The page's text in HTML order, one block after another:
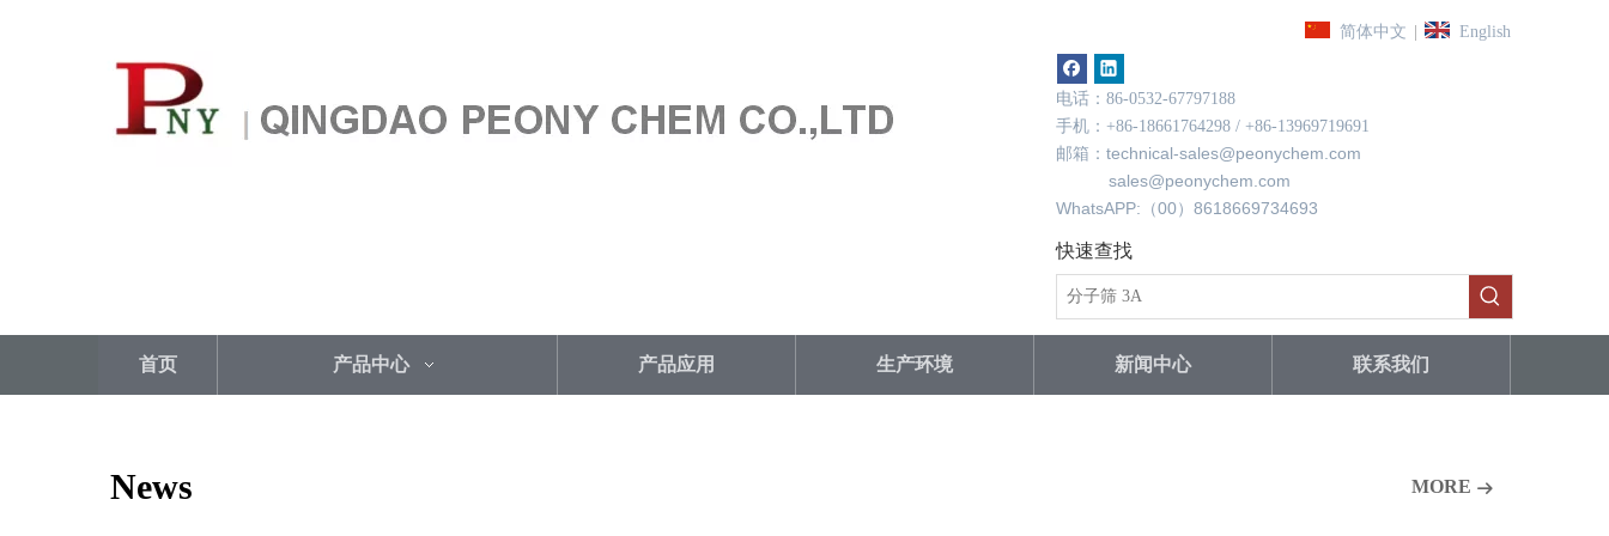
简体中文 English
电话：86-0532-67797188
手机：+86-18661764298 / +86-13969719691
邮箱： technical-sales@peonychem.com
sales@peonychem.com
WhatsAPP:（00）8618669734693
快速查找
首页 产品中心 产品应用 生产环境 新闻中心 联系我们
News MORE